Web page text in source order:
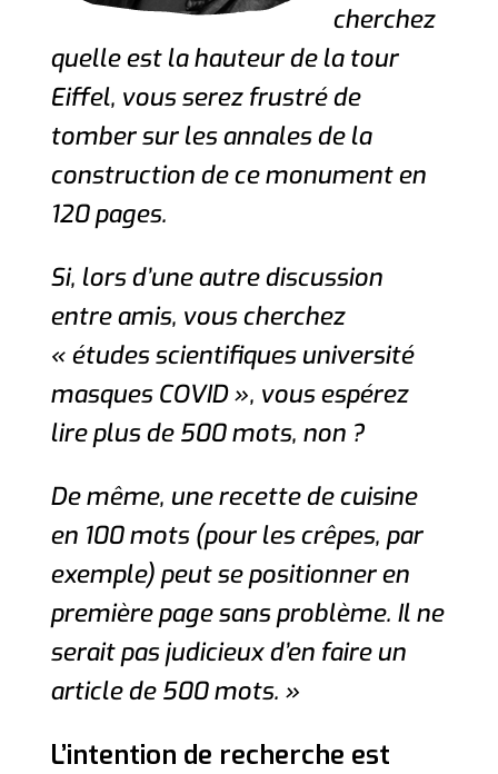
cherchez
quelle est la hauteur de la tour
Eiffel, vous serez frustré de
tomber sur les annales de la
construction de ce monument en
120 pages.
Si, lors d’une autre discussion
entre amis, vous cherchez
« études scientifiques université
masques COVID », vous espérez
lire plus de 500 mots, non ?
De même, une recette de cuisine
en 100 mots (pour les crêpes, par
exemple) peut se positionner en
première page sans problème. Il ne
serait pas judicieux d’en faire un
article de 500 mots. »
L’intention de recherche est